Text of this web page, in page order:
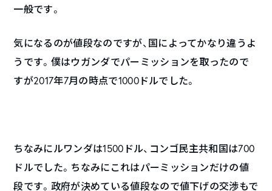
一般です。
気になるのが値段なのですが、国によってかなり違うよ
うです。僕はウガンダでパーミッションを取ったので
すが2017年7月の時点で1000ドルでした。
ちなみにルワンダは1500ドル、コンゴ民主共和国は700
ドルでした。ちなみにこれはパーミッションだけの値
段です。政府が決めている値段なので値下げの交渉もで